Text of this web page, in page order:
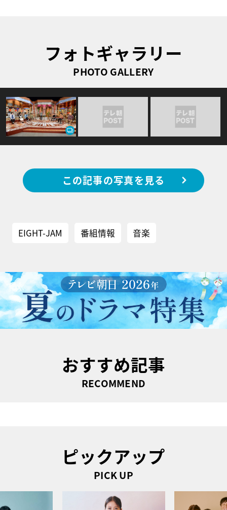
フォトギャラリー
PHOTO GALLERY
この記事の写真を見る
EIGHT-JAM 番組情報 音楽
おすすめ記事
RECOMMEND
ピックアップ
PICK UP